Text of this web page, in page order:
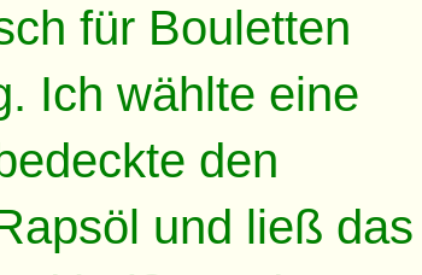
für Bouletten
Ich wählte eine
den
und ließ das